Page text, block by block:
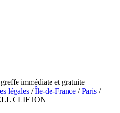
immédiate et gratuite
légales /Île-de-France /Paris /
CLIFTON